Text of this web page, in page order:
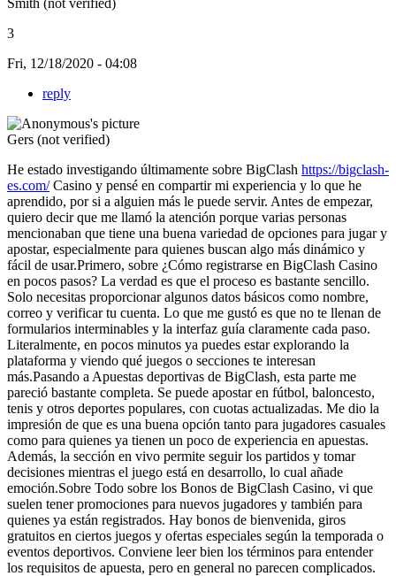
3
Fri, 12/18/2020 - 04:08
reply
Gers (not verified)
He estado investigando últimamente sobre BigClash https://bigclash-
es.com/Casino y pensé en compartir mi experiencia y lo que he
aprendido, por si a alguien más le puede servir. Antes de empezar,
quiero decir que me llamó la atención porque varias personas
mencionaban que tiene una buena variedad de opciones para jugar y
apostar, especialmente para quienes buscan algo más dinámico y
fácil de usar.Primero, sobre ¿Cómo registrarse en BigClash Casino
en pocos pasos? La verdad es que el proceso es bastante sencillo.
Solo necesitas proporcionar algunos datos básicos como nombre,
correo y verificar tu cuenta. Lo que me gustó es que no te llenan de
formularios interminables y la interfaz guía claramente cada paso.
Literalmente, en pocos minutos ya puedes estar explorando la
plataforma y viendo qué juegos o secciones te interesan
más.Pasando a Apuestas deportivas de BigClash, esta parte me
pareció bastante completa. Se puede apostar en fútbol, baloncesto,
tenis y otros deportes populares, con cuotas actualizadas. Me dio la
impresión de que es una buena opción tanto para jugadores casuales
como para quienes ya tienen un poco de experiencia en apuestas.
Además, la sección en vivo permite seguir los partidos y tomar
decisiones mientras el juego está en desarrollo, lo cual añade
emoción.Sobre Todo sobre los Bonos de BigClash Casino, vi que
suelen tener promociones para nuevos jugadores y también para
quienes ya están registrados. Hay bonos de bienvenida, giros
gratuitos en ciertos juegos y ofertas especiales según la temporada o
eventos deportivos. Conviene leer bien los términos para entender
los requisitos de apuesta, pero en general no parecen complicados.